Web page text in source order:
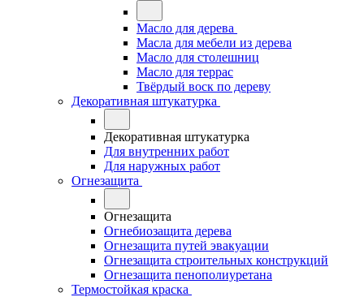
Масло для дерева
Масла для мебели из дерева
Масло для столешниц
Масло для террас
Твёрдый воск по дереву
Декоративная штукатурка
Декоративная штукатурка
Для внутренних работ
Для наружных работ
Огнезащита
Огнезащита
Огнебиозащита дерева
Огнезащита путей эвакуации
Огнезащита строительных конструкций
Огнезащита пенополиуретана
Термостойкая краска